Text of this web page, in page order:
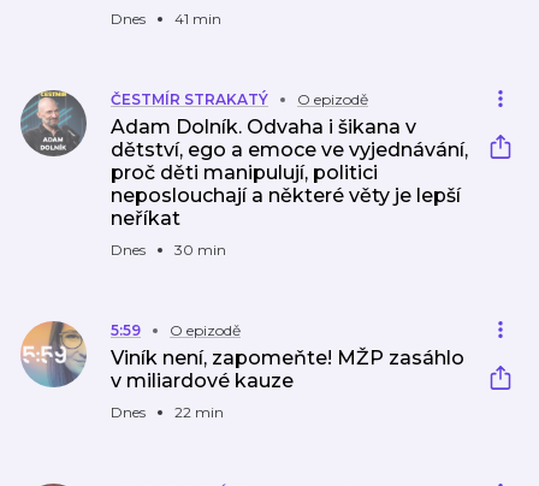
Dnes 41 min
ČESTMÍR STRAKATÝ O epizodě
Adam Dolník. Odvaha i šikana v
dětství, ego a emoce ve vyjednávání,
proč děti manipulují, politici
neposlouchají a některé věty je lepší
neříkat
Dnes 30 min
5:59 O epizodě
Viník není, zapomeňte! MŽP zasáhlo
v miliardové kauze
Dnes 22 min